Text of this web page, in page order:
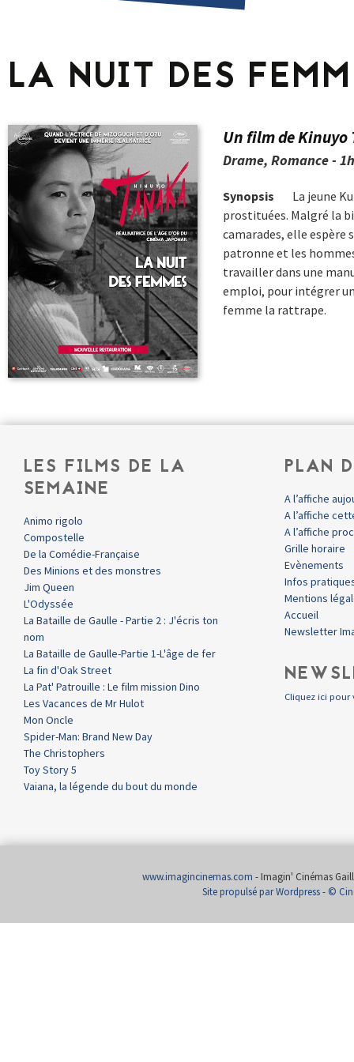
LA NUIT DES
Un film de Kinuyo
Drame, Romance -
Synopsis
La jeune
prostituées. Malgré la
camarades, elle espère
patronne et les
travailler dans une
emploi, pour intégrer
femme la rattrape.
LES FILMS DE LA
SEMAINE
Animo rigolo
Compostelle
De la Comédie-Française
Des Minions et des monstres
Jim Queen
L'Odyssée
La Bataille de Gaulle - Partie 2 : J'écris ton
nom
La Bataille de Gaulle-Partie 1-L'âge de fer
La fin d'Oak Street
La Pat' Patrouille : Le film mission Dino
Les Vacances de Mr Hulot
Mon Oncle
Spider-Man: Brand New Day
The Christophers
Toy Story 5
Vaiana, la légende du bout du monde
PLAN
A l’affiche
A l’affiche
A l’affiche
Grille horaire
Evènements
Infos
Mentions
Accueil
Newsletter
Cliquez ici pour
www.imagincinemas.com - Imagin' Cinémas
Site propulsé par Wordpress- ©